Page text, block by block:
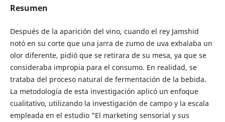
Resumen
Después de la aparición del vino, cuando el rey Jamshid
notó en su corte que una jarra de zumo de uva exhalaba un
olor diferente, pidió que se retirara de su mesa, ya que se
consideraba impropia para el consumo. En realidad, se
trataba del proceso natural de fermentación de la bebida.
La metodología de esta investigación aplicó un enfoque
cualitativo, utilizando la investigación de campo y la escala
empleada en el estudio "El marketing sensorial y sus